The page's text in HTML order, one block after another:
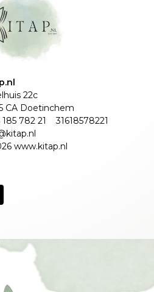
22c
CA Doetinchem
185 782 21
31618578221
www.kitap.nl